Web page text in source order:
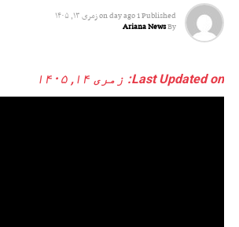
Published
1 day ago
onزمری ۱۳, ۱۴۰۵
By
Ariana News
Last Updated on: زمری ۱۴, ۱۴۰۵